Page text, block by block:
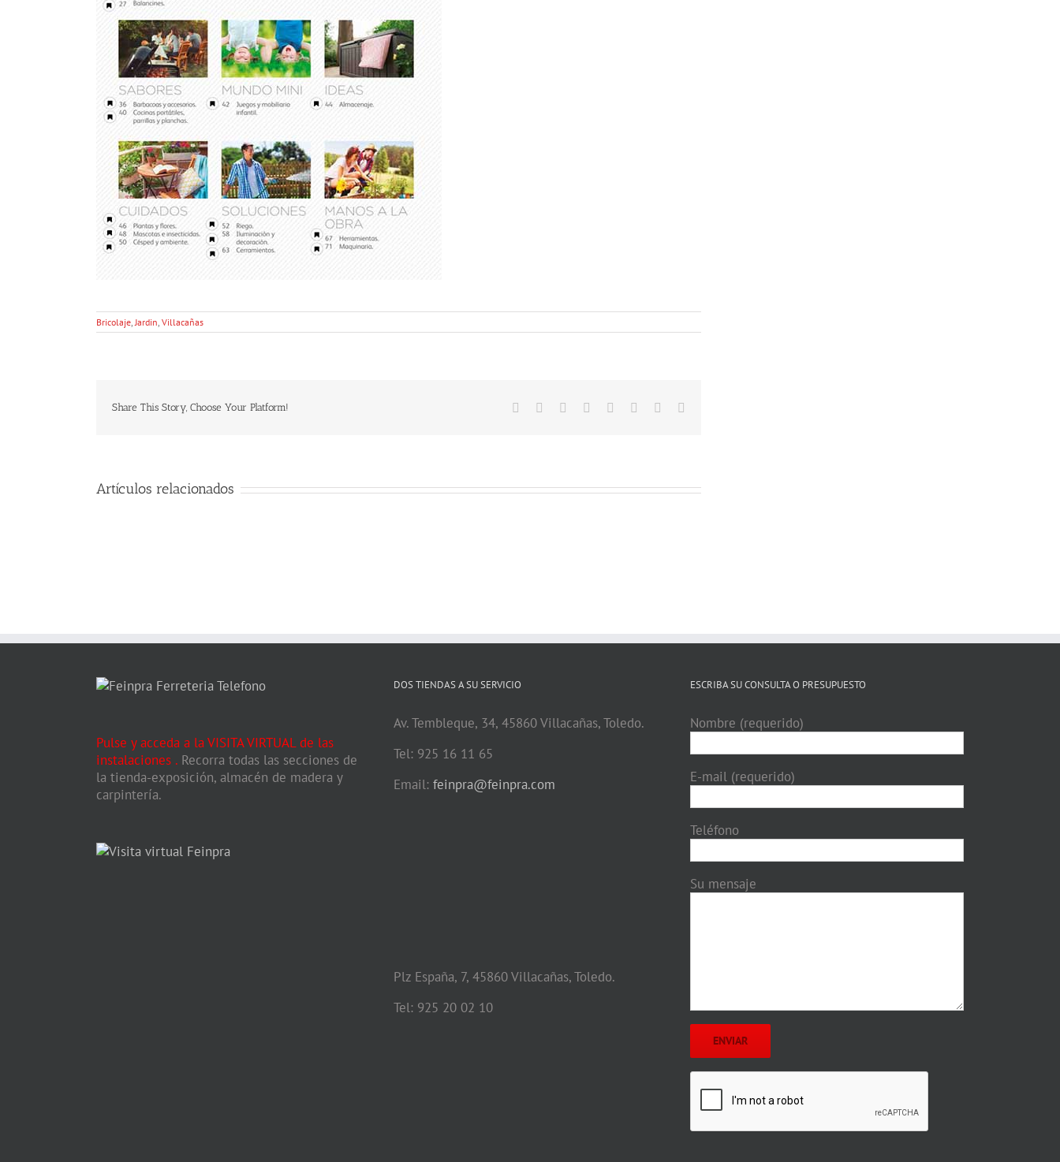
Bricolaje,Jardin, Villacañas
Share This Story, Choose Your Platform! Facebook
TwitterLinkedIn
Reddit TumblrPinterest
Artículos relacionados
Pulse y acceda a la VISITA VIRTUAL de las
instalaciones . Recorra todas las secciones de
la tienda-exposición, almacén de madera y
carpintería.
DOS TIENDAS A SU SERVICIO
Av. Tembleque, 34, 45860 Villacañas, Toledo.
Tel: 925 16 11 65
Email: feinpra@feinpra.com
Plz España, 7, 45860 Villacañas, Toledo.
Tel: 925 20 02 10
ESCRIBA SU CONSULTA O PRESUPUESTO
Nombre (requerido)
E-mail (requerido)
Teléfono
Su mensaje